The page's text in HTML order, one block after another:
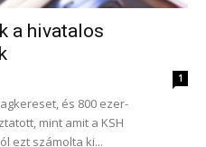
a hivatalos
1
és 800 ezer-
mint amit a KSH
ezt számolta ki...